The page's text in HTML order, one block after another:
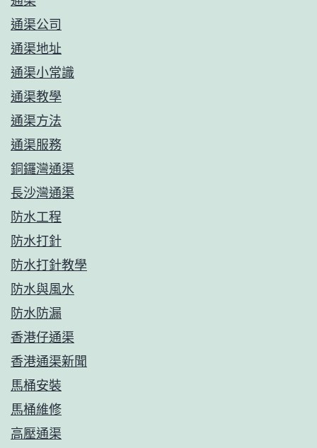
通渠公司
通渠地址
通渠小常識
通渠教學
通渠方法
通渠服務
銅鑼灣通渠
長沙灣通渠
防水工程
防水打針
防水打針教學
防水與風水
防水防漏
香港仔通渠
香港通渠新聞
馬桶安裝
馬桶維修
高壓通渠